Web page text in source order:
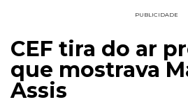
PUBLICIDADE
CEF tira do ar
que mostrava
Assis